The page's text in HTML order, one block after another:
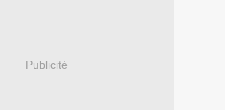
Publicité